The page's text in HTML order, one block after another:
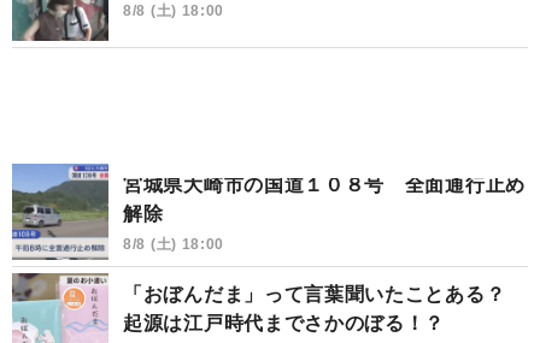
8/8 (土) 18:00
宮城県大崎市の国道１０８号 全面通行止め
解除
8/8 (土) 18:00
「おぼんだま」って言葉聞いたことある？
起源は江戸時代までさかのぼる！？